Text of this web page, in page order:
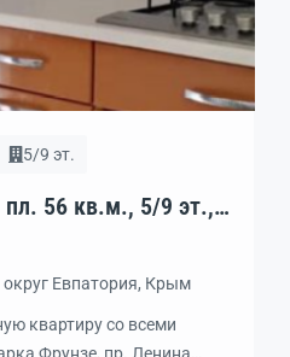
5/9 эт.
56 кв.м., 5/9 эт.,
Евпатория, Крым
квартиру со всеми